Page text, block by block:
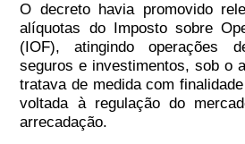
O decreto havia promovido
alíquotas do Imposto sobre
(IOF), atingindo operações
seguros e investimentos, sob o
tratava de medida com
voltada à regulação do
arrecadação.